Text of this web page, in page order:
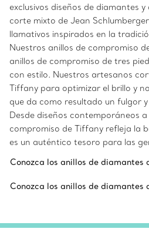
exclusivos diseños de diamantes
corte mixto de Jean
llamativos inspirados en la
Nuestros anillos de compromiso
anillos de compromiso de tres
con estilo. Nuestros artesanos
Tiffany para optimizar el brillo y
que da como resultado un fulgor
Desde diseños contemporáneos
compromiso de Tiffany refleja la
es un auténtico tesoro para las
Conozca los anillos de diamantes
Conozca los anillos de diamantes